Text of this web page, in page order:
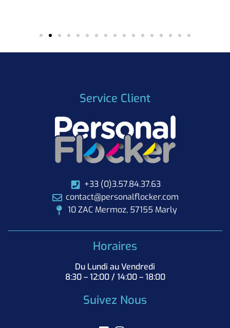
Service Client
+33 (0)3.57.84.37.63
contact@personalflocker.com
10 ZAC Mermoz, 57155 Marly
Horaires
Du Lundi au Vendredi
8:30 – 12:00 / 14:00 – 18:00
Suivez Nous